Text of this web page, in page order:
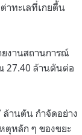
าทะเลที่เกยตื้น
ยงานสถานการณ์
27.40 ล้านตันต่อ
านตัน กําจัดอย่าง
ตุหลัก ๆ ของขยะ